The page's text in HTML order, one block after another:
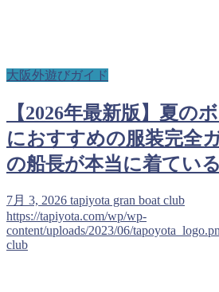
大阪外遊びガイド
【2026年最新版】夏の
におすすめの服装完全
の船長が本当に着てい
7月 3, 2026 tapiyota gran boat club
https://tapiyota.com/wp/wp-
content/uploads/2023/06/
club